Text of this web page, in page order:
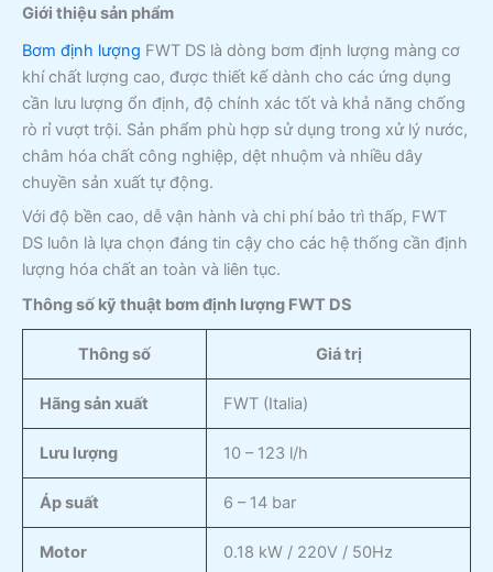
Giới thiệu sản phẩm
Bơm định lượng FWT DS là dòng bơm định lượng màng cơ
khí chất lượng cao, được thiết kế dành cho các ứng dụng
cần lưu lượng ổn định, độ chính xác tốt và khả năng chống
rò rỉ vượt trội. Sản phẩm phù hợp sử dụng trong xử lý nước,
châm hóa chất công nghiệp, dệt nhuộm và nhiều dây
chuyền sản xuất tự động.
Với độ bền cao, dễ vận hành và chi phí bảo trì thấp, FWT
DS luôn là lựa chọn đáng tin cậy cho các hệ thống cần định
lượng hóa chất an toàn và liên tục.
Thông số kỹ thuật bơm định lượng FWT DS
Thông số Giá trị
Hãng sản xuất FWT (Italia)
Lưu lượng 10 – 123 l/h
Áp suất 6 – 14 bar
Motor 0.18 kW / 220V / 50Hz